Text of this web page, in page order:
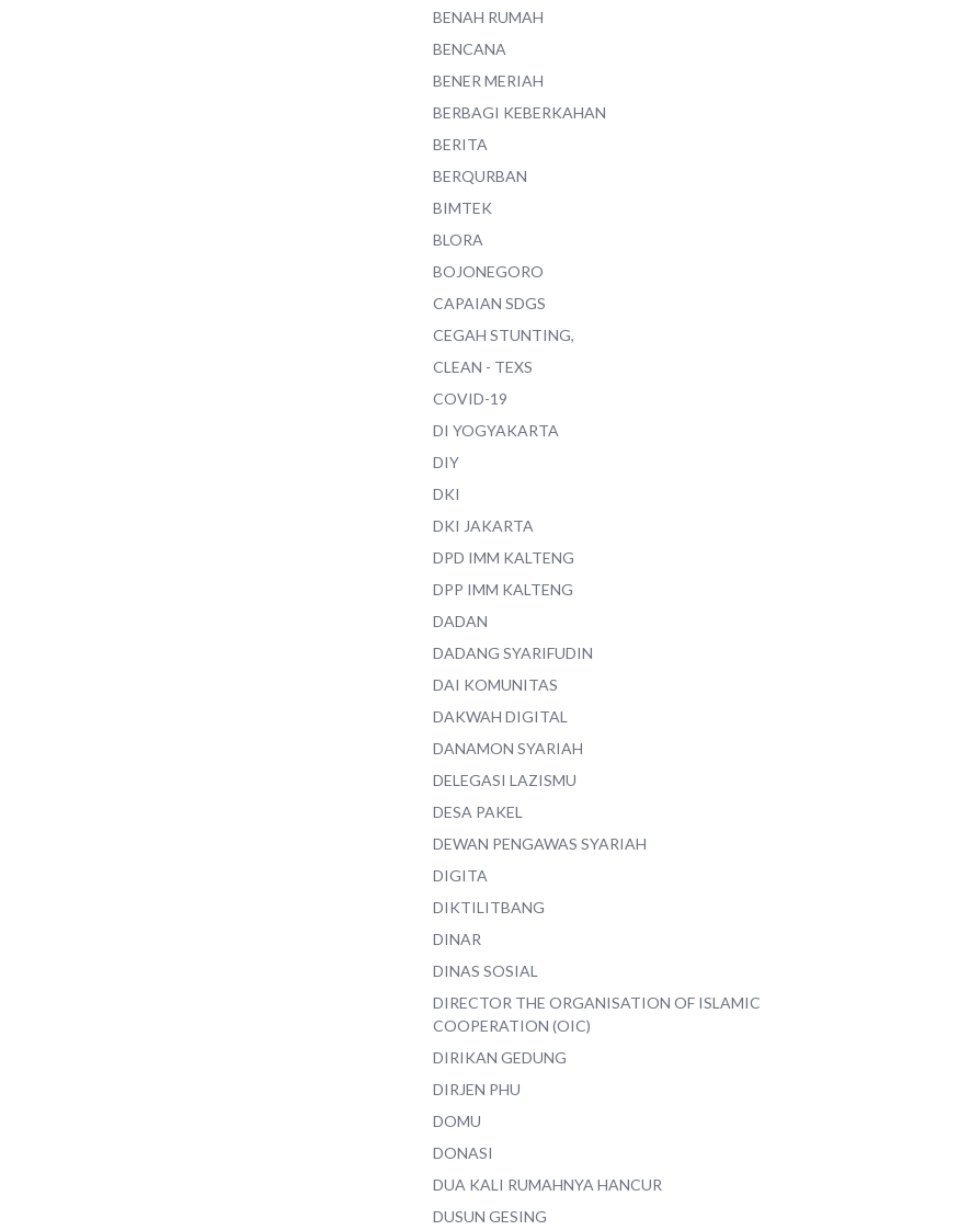
BENAH RUMAH
BENCANA
BENER MERIAH
BERBAGI KEBERKAHAN
BERITA
BERQURBAN
BIMTEK
BLORA
BOJONEGORO
CAPAIAN SDGS
CEGAH STUNTING,
CLEAN - TEXS
COVID-19
DI YOGYAKARTA
DIY
DKI
DKI JAKARTA
DPD IMM KALTENG
DPP IMM KALTENG
DADAN
DADANG SYARIFUDIN
DAI KOMUNITAS
DAKWAH DIGITAL
DANAMON SYARIAH
DELEGASI LAZISMU
DESA PAKEL
DEWAN PENGAWAS SYARIAH
DIGITA
DIKTILITBANG
DINAR
DINAS SOSIAL
DIRECTOR THE ORGANISATION OF ISLAMIC
COOPERATION (OIC)
DIRIKAN GEDUNG
DIRJEN PHU
DOMU
DONASI
DUA KALI RUMAHNYA HANCUR
DUSUN GESING